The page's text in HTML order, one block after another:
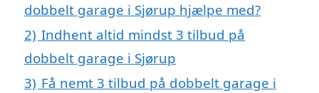
dobbelt garage i Sjørup hjælpe med?
2) Indhent altid mindst 3 tilbud på
dobbelt garage i Sjørup
3) Få nemt 3 tilbud på dobbelt garage i